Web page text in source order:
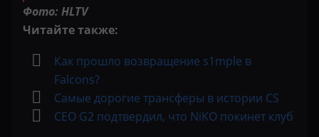
Фото: HLTV
Читайте также:
Как прошло возвращение s1mple в
Falcons?
Самые дорогие трансферы в истории CS
СЕО G2 подтвердил, что NiKO покинет клуб